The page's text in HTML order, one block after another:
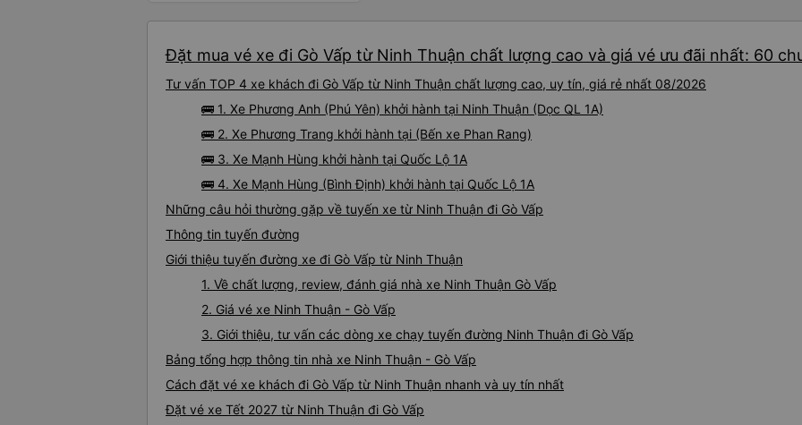
Đặt mua vé xe đi Gò Vấp từ Ninh Thuận chất lượng cao và giá vé ưu đãi nhất: 60
Tư vấn TOP 4 xe khách đi Gò Vấp từ Ninh Thuận chất lượng cao, uy tín, giá rẻ nhất 08/2026
🚌 1. Xe Phương Anh (Phú Yên) khởi hành tại Ninh Thuận (Dọc QL 1A)
🚌 2. Xe Phương Trang khởi hành tại (Bến xe Phan Rang)
🚌 3. Xe Mạnh Hùng khởi hành tại Quốc Lộ 1A
🚌 4. Xe Mạnh Hùng (Bình Định) khởi hành tại Quốc Lộ 1A
Những câu hỏi thường gặp về tuyến xe từ Ninh Thuận đi Gò Vấp
Thông tin tuyến đường
Giới thiệu tuyến đường xe đi Gò Vấp từ Ninh Thuận
1. Về chất lượng, review, đánh giá nhà xe Ninh Thuận Gò Vấp
2. Giá vé xe Ninh Thuận - Gò Vấp
3. Giới thiệu, tư vấn các dòng xe chạy tuyến đường Ninh Thuận đi Gò Vấp
Bảng tổng hợp thông tin nhà xe Ninh Thuận - Gò Vấp
Cách đặt vé xe khách đi Gò Vấp từ Ninh Thuận nhanh và uy tín nhất
Đặt vé xe Tết 2027 từ Ninh Thuận đi Gò Vấp